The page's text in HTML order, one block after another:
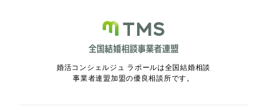
婚活コンシェルジュ ラポールは全国結婚相談
事業者連盟加盟の優良相談所です。